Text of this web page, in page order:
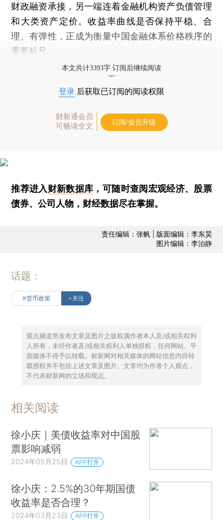
财政融资承接，另一端连着金融机构资产负债管理
和大类资产定价。收益率曲线是否保持平稳、合
理、有弹性，正成为衡量中国金融体系价格秩序的
重要标尺。
本文共计3393字 订阅后继续阅读
登录 后获取已订阅的阅读权限
财新通会员
可畅读全文
订阅/会员升级
推荐进入财新数据库 ，可随时查阅宏观经济、股票
债券、公司人物，财经数据尽在掌握。
责任编辑：张帆 | 版面编辑：李东昊
图片编辑：李泊静
话题：
#货币政策 +关注
观点频道所发布文章及图片之版权属作者本人及/或相关权利
人所有，未经作者及/或相关权利人单独授权，任何网站、平
面媒体不得予以转载。财新网对相关媒体的网站信息内容转
载授权并不包括上述文章及图片。文章均为作者个人观点，
不代表财新网的立场和观点。
相关阅读
徐小庆｜美债收益率对中国股
票影响减弱
2024年05月25日 APP打开
徐小庆：2.5%的30年期国债
收益率是否合理？
2024年03月23日 APP打开